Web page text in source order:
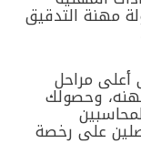
مهنة التدقيق
أعلى مراحل
وحصولك
على رخصة